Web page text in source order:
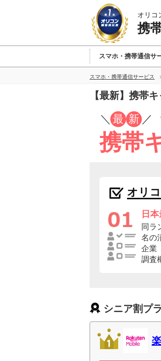
オリコ
携
スマホ・携帯通信サ
スマホ・携帯通信サービス
【最新】携帯
／ 最 新 ／
携帯
オリ
日
同ラ
名の
企業
調査
シニア割プ